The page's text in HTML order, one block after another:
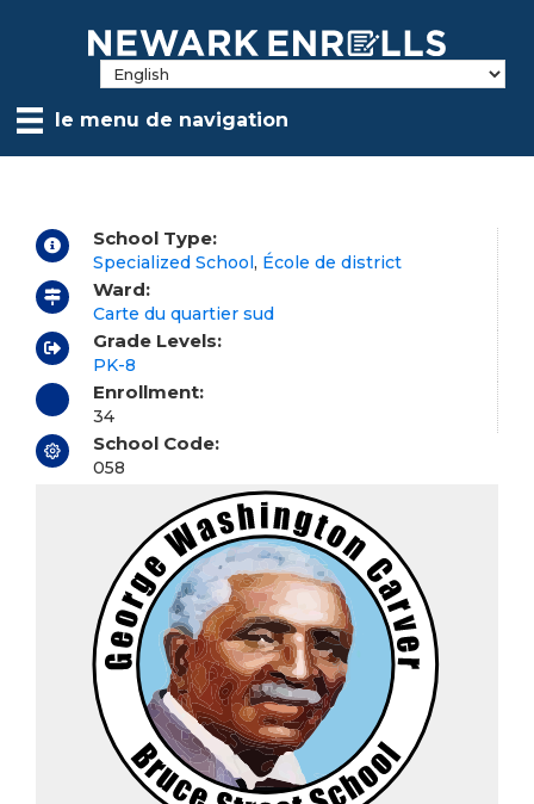
contentle menu de navigation
School Type:
Specialized School, École de district
Ward:
Carte du quartier sud
Grade Levels:
PK-8
Enrollment:
34
School Code:
058